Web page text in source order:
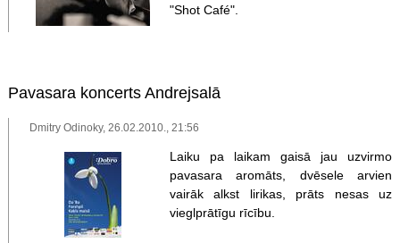
"Shot Café".
Pavasara koncerts Andrejsalā
Dmitry Odinoky, 26.02.2010., 21:56
Laiku pa laikam gaisā jau uzvirmo
pavasara aromāts, dvēsele arvien
vairāk alkst lirikas, prāts nesas uz
vieglprātīgu rīcību.